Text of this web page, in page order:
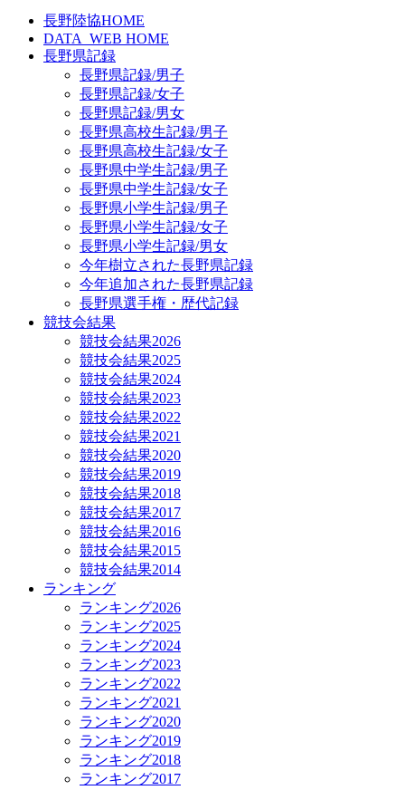
長野陸協HOME
DATA_WEB HOME
長野県記録
長野県記録/男子
長野県記録/女子
長野県記録/男女
長野県高校生記録/男子
長野県高校生記録/女子
長野県中学生記録/男子
長野県中学生記録/女子
長野県小学生記録/男子
長野県小学生記録/女子
長野県小学生記録/男女
今年樹立された長野県記録
今年追加された長野県記録
長野県選手権・歴代記録
競技会結果
競技会結果2026
競技会結果2025
競技会結果2024
競技会結果2023
競技会結果2022
競技会結果2021
競技会結果2020
競技会結果2019
競技会結果2018
競技会結果2017
競技会結果2016
競技会結果2015
競技会結果2014
ランキング
ランキング2026
ランキング2025
ランキング2024
ランキング2023
ランキング2022
ランキング2021
ランキング2020
ランキング2019
ランキング2018
ランキング2017